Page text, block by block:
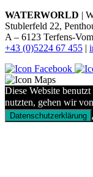
WATERWORLD |
Stublerfeld 22,
A – 6123 Terfens-
+43 (0)5224 67 455 |
Diese Website
nutzten, gehen wir
Datenschutzerklärung